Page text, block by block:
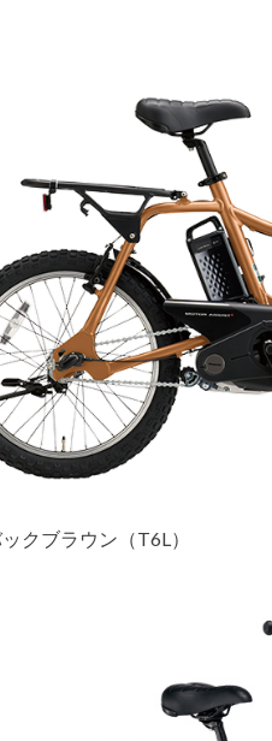
クブラウン（T6L）